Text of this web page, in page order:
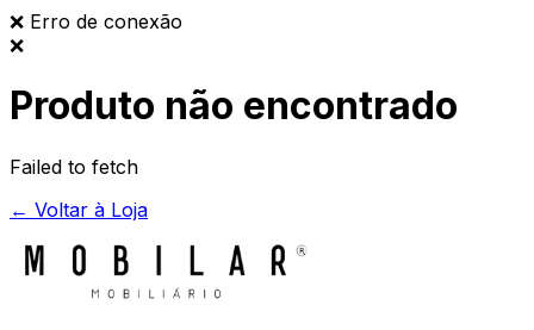
❌ Erro de conexão
❌
Produto não encontrado
Failed to fetch
← Voltar à Loja